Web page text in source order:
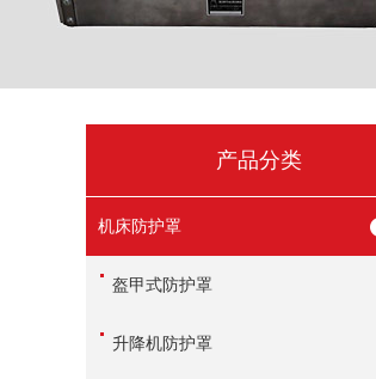
产品分类
机床防护罩
盔甲式防护罩
升降机防护罩